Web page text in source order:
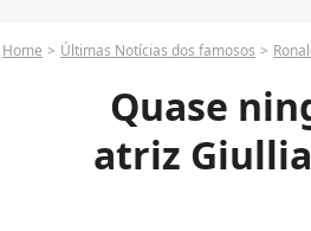
Home Últimas Notícias dos famosos
Quase
atriz